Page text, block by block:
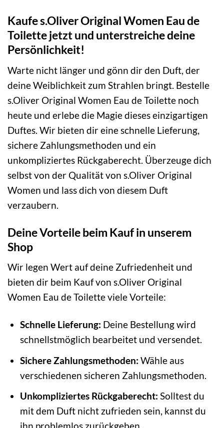
Kaufe s.Oliver Original Women Eau de
Toilette jetzt und unterstreiche deine
Persönlichkeit!
Warte nicht länger und gönn dir den Duft, der
deine Weiblichkeit zum Strahlen bringt. Bestelle
s.Oliver Original Women Eau de Toilette noch
heute und erlebe die Magie dieses einzigartigen
Duftes. Wir bieten dir eine schnelle Lieferung,
sichere Zahlungsmethoden und ein
unkompliziertes Rückgaberecht. Überzeuge dich
selbst von der Qualität von s.Oliver Original
Women und lass dich von diesem Duft
verzaubern.
Deine Vorteile beim Kauf in unserem
Shop
Wir legen Wert auf deine Zufriedenheit und
bieten dir beim Kauf von s.Oliver Original
Women Eau de Toilette viele Vorteile:
Schnelle Lieferung: Deine Bestellung wird
schnellstmöglich bearbeitet und versendet.
Sichere Zahlungsmethoden: Wähle aus
verschiedenen sicheren Zahlungsmethoden.
Unkompliziertes Rückgaberecht: Solltest du
mit dem Duft nicht zufrieden sein, kannst du